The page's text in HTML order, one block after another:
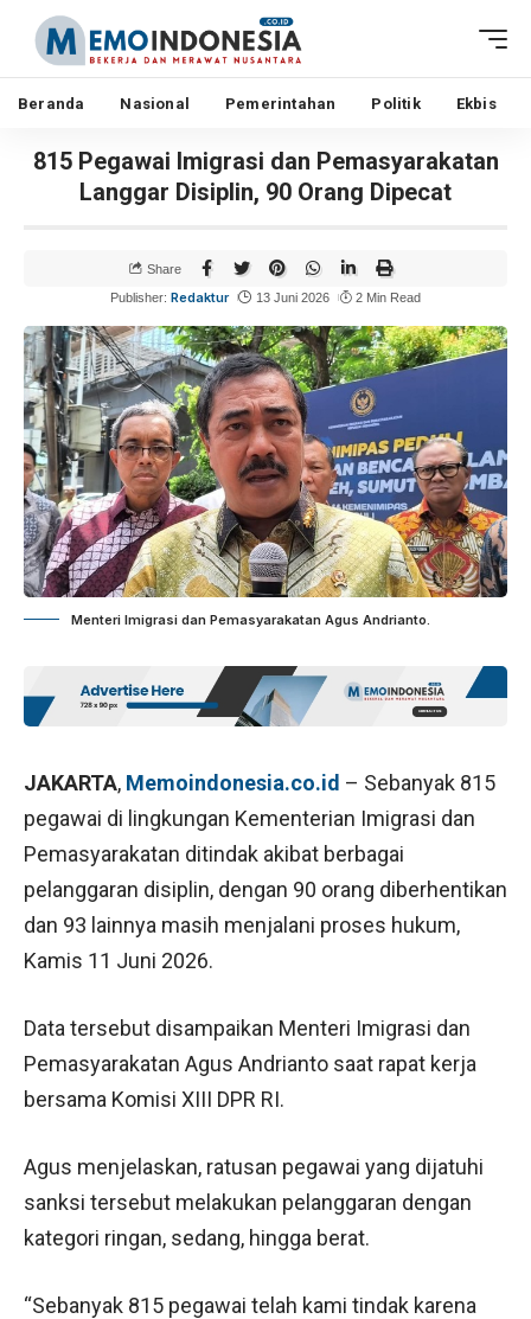
Beranda Nasional Pemerintahan Politik Ekbis
815 Pegawai Imigrasi dan Pemasyarakatan
Langgar Disiplin, 90 Orang Dipecat
Publisher: Redaktur 13 Juni 2026 2 Min Read
Share
Menteri Imigrasi dan Pemasyarakatan Agus Andrianto.
JAKARTA, Memoindonesia.co.id – Sebanyak 815
pegawai di lingkungan Kementerian Imigrasi dan
Pemasyarakatan ditindak akibat berbagai
pelanggaran disiplin, dengan 90 orang diberhentikan
dan 93 lainnya masih menjalani proses hukum,
Kamis 11 Juni 2026.
Data tersebut disampaikan Menteri Imigrasi dan
Pemasyarakatan Agus Andrianto saat rapat kerja
bersama Komisi XIII DPR RI.
Agus menjelaskan, ratusan pegawai yang dijatuhi
sanksi tersebut melakukan pelanggaran dengan
kategori ringan, sedang, hingga berat.
“Sebanyak 815 pegawai telah kami tindak karena